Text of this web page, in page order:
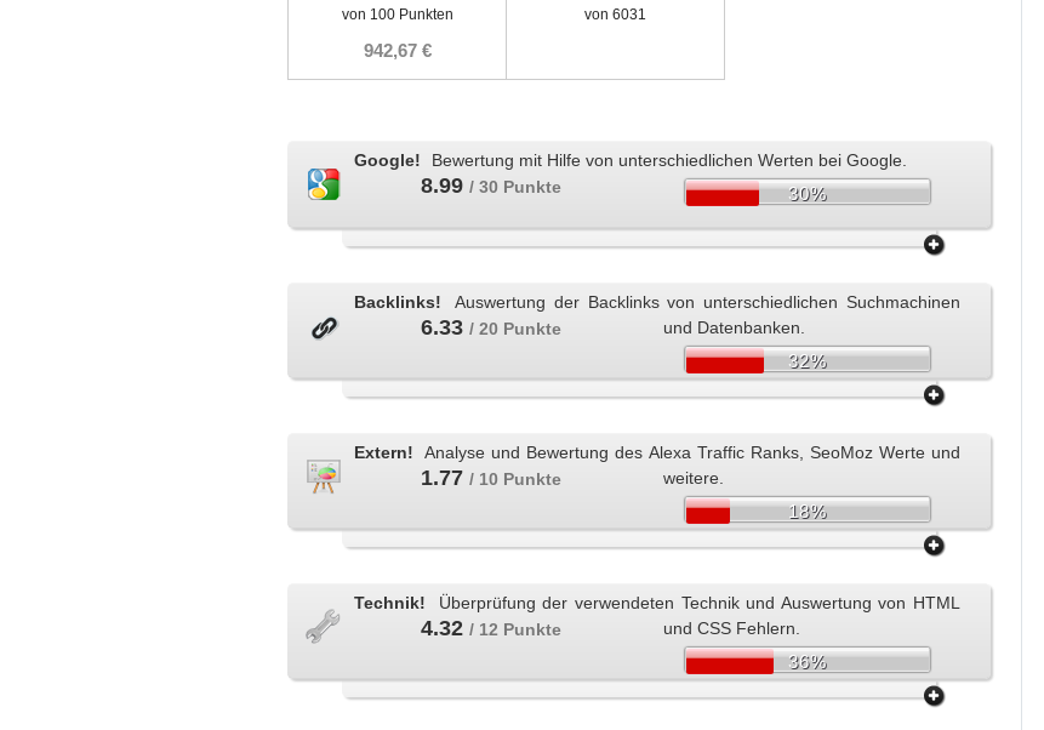
von 100 Punkten
942,67 €
von 6031
Google! Bewertung mit Hilfe von unterschiedlichen Werten bei Google.
8.99 / 30 Punkte 30%
Backlinks!
Auswertung der Backlinks von unterschiedlichen Suchmachinen
und Datenbanken.
6.33 / 20 Punkte
32%
Extern!
Analyse und Bewertung des Alexa Traffic Ranks, SeoMoz Werte und
weitere.
1.77 / 10 Punkte
18%
Technik!
Überprüfung der verwendeten Technik und Auswertung von HTML
und CSS Fehlern.
4.32 / 12 Punkte
36%